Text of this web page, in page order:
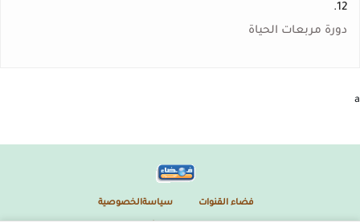
12.
دورة مربعات الحياة
a
فضاء القنوات سياسةالخصوصية